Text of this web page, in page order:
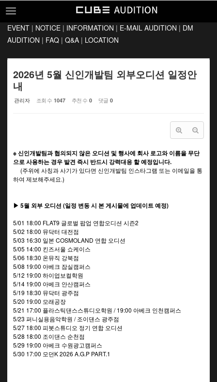
EVENT
INFORMATION
E-MAIL AUDITION
DM AUDITION
LOCATION
EVENT | NOTICE | INFORMATION | E-MAIL AUDITION | DM
AUDITION | FAQ | Q&A | LOCATION
2026년 5월 신인개발팀 외부오디션 일정안
내
관리자 조회 수 1047 추천 수 0 댓글 0
※ 신인개발팀과 협의되지 않은 오디션 및 행사에 회사 로고와 이름을 무단
으로 사용하는 경우 발견 즉시 반드시 강력대응 할 예정입니다.
(주위에 사칭과 사기가 있다면 신인개발팀 인스타그램 또는 이메일을 통
하여 제보해주세요.)
▶ 5월 외부 오디션 (일정 변동 시 본 게시물에 업데이트 예정)
5/01 18:00 FLAT9 글로벌 팝업 연합오디션 시즌2
5/02 18:00 뮤닥터 대전점
5/03 16:30 일본 COSMOLAND 연합 오디션
5/05 14:00 킨즈서울 쇼케이스
5/06 18:30 온뮤직 강북점
5/08 19:00 아베크 잠실캠퍼스
5/12 19:00 하이업보컬학원
5/14 19:00 아베크 안산캠퍼스
5/19 18:30 뮤닥터 광주점
5/20 19:00 모래공장
5/21 17:00 플라스틱댄스스튜디오학원 / 19:00 아베크 인천캠퍼스
5/23 퍼니실용음악학원 / 조이댄스 광주점
5/27 18:00 피봇스튜디오 정기 연합 오디션
5/28 18:00 조이댄스 순천점
5/29 19:00 아베크 수원광고캠퍼스
5/30 17:00 모던K 2026 A.G.P PART.1